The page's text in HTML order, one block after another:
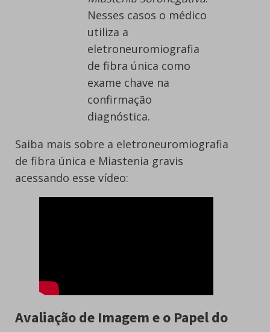
Nesses casos o médico
utiliza a
eletroneuromiografia
de fibra única como
exame chave na
confirmação
diagnóstica.
Saiba mais sobre a eletroneuromiografia
de fibra única e Miastenia gravis
acessando esse vídeo:
Avaliação de Imagem e o Papel do